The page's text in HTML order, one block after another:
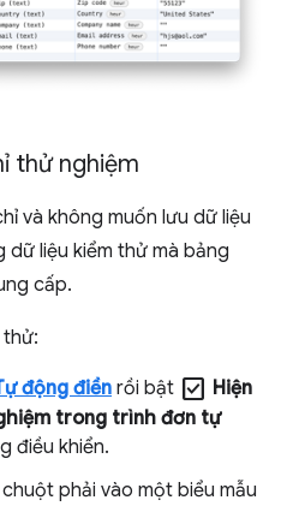
thử nghiệm
và không muốn lưu dữ liệu
liệu kiểm thử mà bảng
cấp.
thử:
động điền rồi bật check_box Hiện
trong trình đơn tự
điều khiển.
phải vào một biểu mẫu